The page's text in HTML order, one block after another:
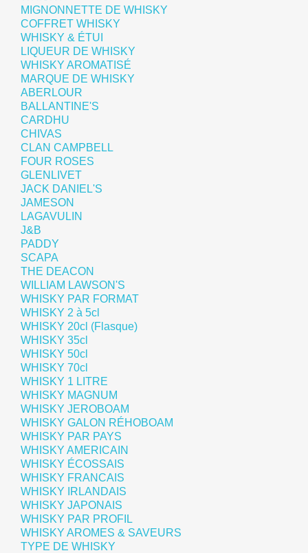
MIGNONNETTE DE WHISKY
COFFRET WHISKY
WHISKY & ÉTUI
LIQUEUR DE WHISKY
WHISKY AROMATISÉ
MARQUE DE WHISKY
ABERLOUR
BALLANTINE'S
CARDHU
CHIVAS
CLAN CAMPBELL
FOUR ROSES
GLENLIVET
JACK DANIEL'S
JAMESON
LAGAVULIN
J&B
PADDY
SCAPA
THE DEACON
WILLIAM LAWSON'S
WHISKY PAR FORMAT
WHISKY 2 à 5cl
WHISKY 20cl (Flasque)
WHISKY 35cl
WHISKY 50cl
WHISKY 70cl
WHISKY 1 LITRE
WHISKY MAGNUM
WHISKY JEROBOAM
WHISKY GALON RÉHOBOAM
WHISKY PAR PAYS
WHISKY AMERICAIN
WHISKY ÉCOSSAIS
WHISKY FRANCAIS
WHISKY IRLANDAIS
WHISKY JAPONAIS
WHISKY PAR PROFIL
WHISKY AROMES & SAVEURS
TYPE DE WHISKY